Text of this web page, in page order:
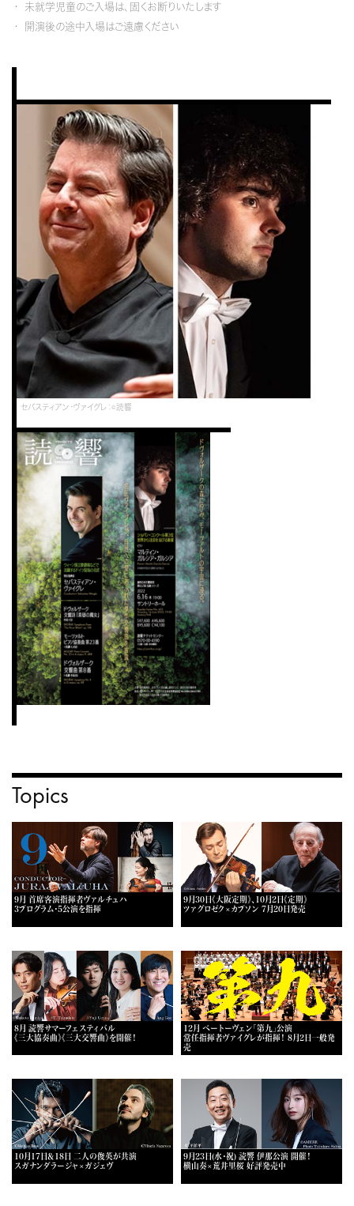
未就学児童のご入場は、固くお断りいたします
開演後の途中入場はご遠慮ください
セバスティアン・ヴァイグレ：©読響
Topics
9月 首席客演指揮者ヴァルチュハ
3プログラム・5公演を指揮
9月30日《大阪定期》、10月2日《定期》
ツァグロゼク×カプソン 7月20日発売
8月 読響サマーフェスティバル
《三大協奏曲》《三大交響曲》を開催！
12月 ベートーヴェン「第九」公演
常任指揮者ヴァイグレが指揮！ 8月2日一般発
売
10月17日＆18日 二人の俊英が共演
スガナンダラージャ×ガジェヴ
9月23日(水・祝) 読響 伊那公演 開催！
横山奏×荒井里桜 好評発売中